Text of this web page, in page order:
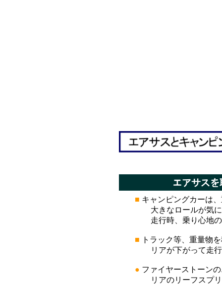
■ キャンピングカーは
大きなロールが気にな
走行時、乗り心地の改
■ トラック等、重量物
リアが下がって走行安
● ファイヤーストーン
リアのリーフスプリン